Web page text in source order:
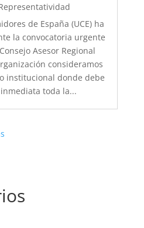
de España (UCE) ha
la convocatoria urgente
Asesor Regional
consideramos
institucional donde debe
toda la...